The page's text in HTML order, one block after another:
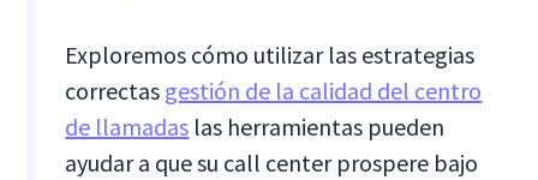
Exploremos cómo utilizar las estrategias
correctas gestión de la calidad del centro
de llamadas las herramientas pueden
ayudar a que su call center prospere bajo